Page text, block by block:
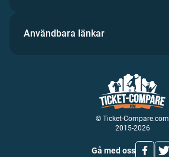
© Ticket-Compare.com
2015-2026
Gå med oss
Användbara länkar